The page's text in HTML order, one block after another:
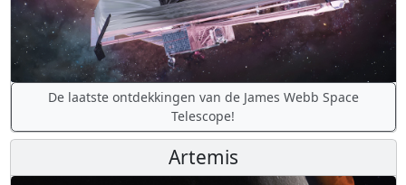
De laatste ontdekkingen van de James Webb Space
Telescope!
Artemis